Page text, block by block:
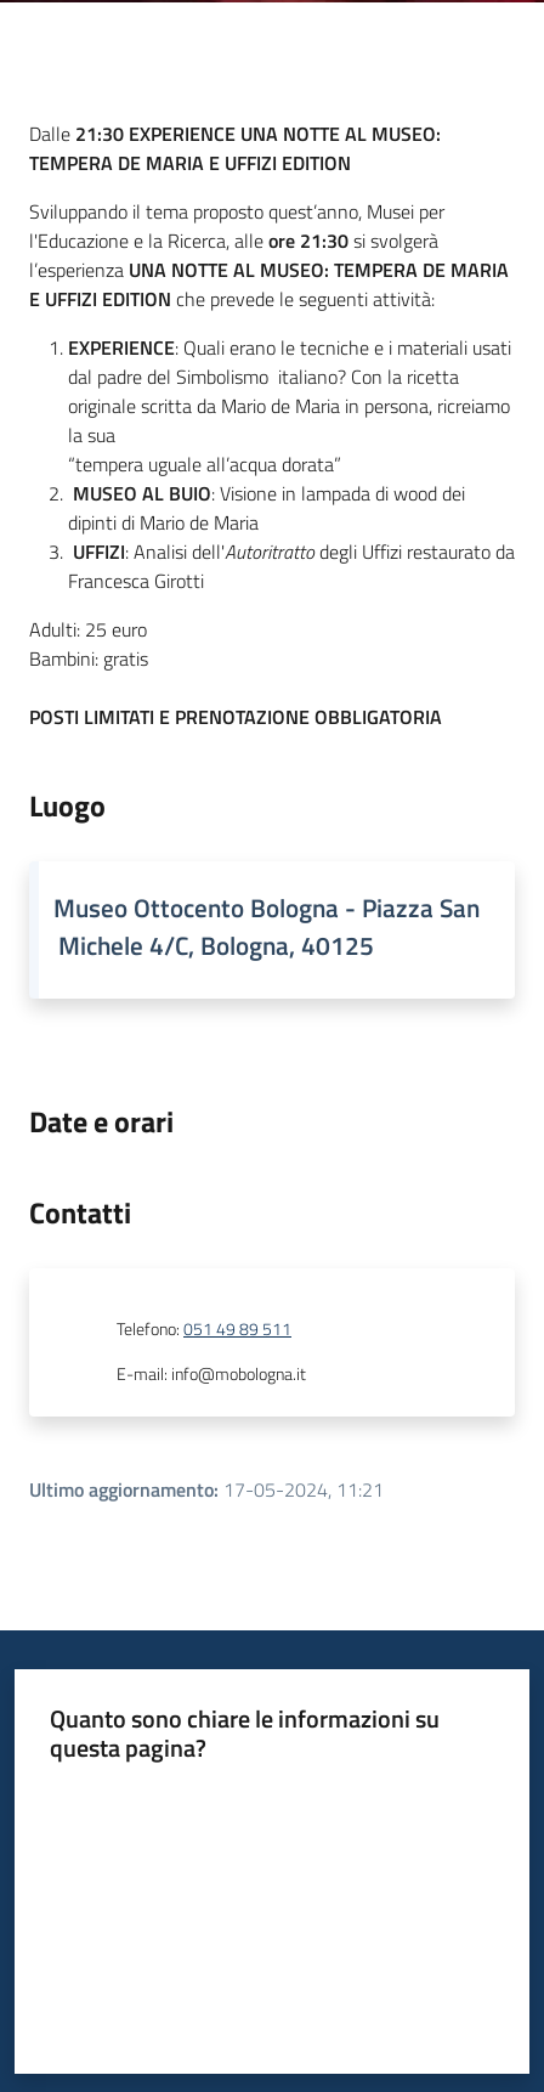
Cos'è
Dalle 21:30 EXPERIENCE UNA NOTTE AL MUSEO:
TEMPERA DE MARIA E UFFIZI EDITION
Sviluppando il tema proposto quest’anno, Musei per
l'Educazione e la Ricerca, alleore 21:30si svolgerà
l’esperienza UNA NOTTE AL MUSEO: TEMPERA DE MARIA
E UFFIZI EDITION che prevede le seguenti attività:
EXPERIENCE: Quali erano le tecniche e i materiali usati
dal padre del Simbolismo italiano? Con la ricetta
originale scritta da Mario de Maria in persona, ricreiamo
la sua
“tempera uguale all’acqua dorata”
MUSEO AL BUIO: Visione in lampada di wood dei
dipinti di Mario de Maria
UFFIZI: Analisi dell'Autoritrattodegli Uffizi restaurato da
Francesca Girotti
Adulti: 25 euro
Bambini: gratis
POSTI LIMITATI E PRENOTAZIONE OBBLIGATORIA
Luogo
Museo Ottocento Bologna - Piazza San
Michele 4/C, Bologna, 40125
Date e orari
Contatti
Telefono:051 49 89 511
E-mail: info@mobologna.it
Ultimo aggiornamento: 17-05-2024, 11:21
Quanto sono chiare le informazioni su
questa pagina?